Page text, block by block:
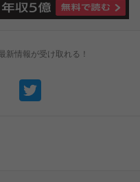
新情報が受け取れる！